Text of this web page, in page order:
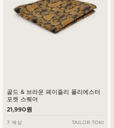
골드 & 브라운 페이즐리 폴리에스터
포켓 스퀘어
21,990원
7 색상 TAILOR TOKI